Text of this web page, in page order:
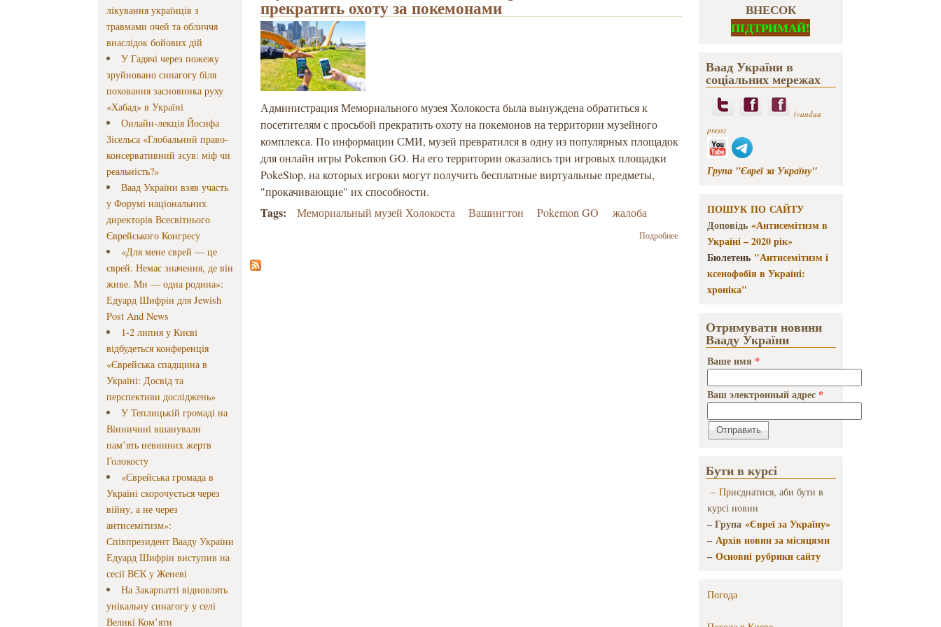
лікування українців з
травмами очей та обличчя
внаслідок бойових дій
У Гадячі через пожежу
зруйновано синагогу біля
поховання засновника руху
«Хабад» в Україні
Онлайн-лекція Йосифа
Зісельса «Глобальний право-
консервативний зсув: міф чи
реальність?»
Ваад України взяв участь
у Форумі національних
директорів Всесвітнього
Єврейського Конгресу
«Для мене єврей — це
єврей. Немає значення, де він
живе. Ми — одна родина»:
Едуард Шифрін для Jewish
Post And News
1-2 липня у Києві
відбудеться конференція
«Єврейська спадщина в
Україні: Досвід та
перспективи досліджень»
У Теплицькій громаді на
Вінничині вшанували
пам’ять невинних жертв
Голокосту
«Єврейська громада в
Україні скорочується через
війну, а не через
антисемітизм»:
Співпрезидент Вааду України
Едуард Шифрін виступив на
сесії ВЄК у Женеві
На Закарпатті відновлять
унікальну синагогу у селі
Великі Ком’яти
прекратить охоту за покемонами
Администрация Мемориального музея Холокоста была вынуждена обратиться к
посетителям с просьбой прекратить охоту на покемонов на территории музейного
комплекса. По информации СМИ, музей превратился в одну из популярных площадок
для онлайн игры Pokemon GO. На его территории оказались три игровых площадки
PokeStop, на которых игроки могут получить бесплатные виртуальные предметы,
"прокачивающие" их способности.
Tags: Мемориальный музей Холокоста Вашингтон Pokemon GO жалоба
Подробнеео Музей
Холокоста в
Вашингтоне
прекратить
покемонами
ВНЕСОК
ПІДТРИМАЙ!
Ваад України в
соціальних мережах
(vaadua
press)
Група "Євреї за Україну"
ПОШУК ПО САЙТУ
Доповідь «Антисемітизм в
Україні – 2020 рік»
Бюлетень "Антисемітизм і
ксенофобія в Україні:
хроніка"
Отримувати новини
Вааду України
Ваше имя *
Ваш электронный адрес *
Бути в курсі
– Приєднатися, аби бути в
курсі новин
– Група «Євреї за Україну»
–Архів новин за місяцями
–Основні рубрики сайту
Погода